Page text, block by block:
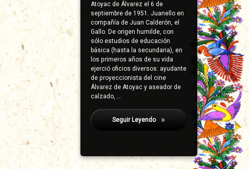
Atoyac de Álvarez el 6 de
septiembre de 1951. Juanello en
compañía de Juan Calderón, el
Gallo. De origen humilde, con
sólo estudios de educación
básica (hasta la secundaria), en
los primeros años de su vida
ejerció oficios diversos: ayudante
de proyeccionista del cine
Álvarez de Atoyac y aseador de
calzado, …
Seguir Leyendo Franco Ruiz, Fidel